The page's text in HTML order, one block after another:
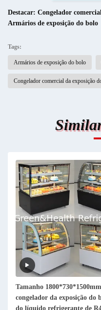
Destacar: Congelador
Armários de exposição do bolo
Tags:
Armários de exposição do bolo
Congelador comercial da exposição
Tamanho
congelador da exposição do
do líquido refrigerante de